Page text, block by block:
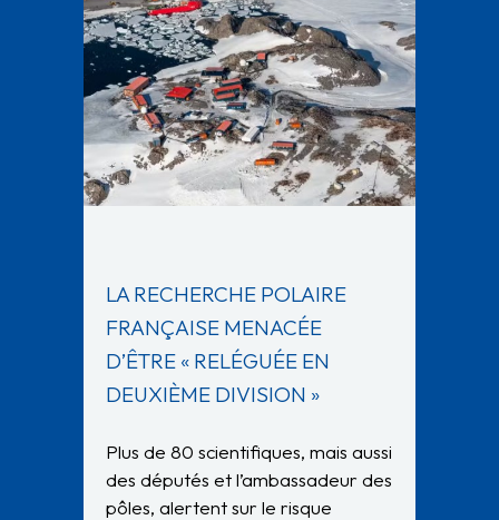
LA RECHERCHE POLAIRE
FRANÇAISE MENACÉE
D’ÊTRE « RELÉGUÉE EN
DEUXIÈME DIVISION »
Plus de 80 scientifiques, mais aussi
des députés et l’ambassadeur des
pôles, alertent sur le risque